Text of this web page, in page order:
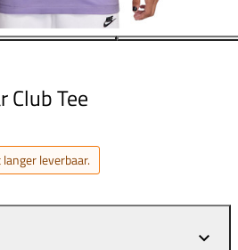
Club Tee
leverbaar.